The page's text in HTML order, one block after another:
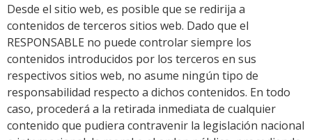
Desde el sitio web, es posible que se redirija a
contenidos de terceros sitios web. Dado que el
RESPONSABLE no puede controlar siempre los
contenidos introducidos por los terceros en sus
respectivos sitios web, no asume ningún tipo de
responsabilidad respecto a dichos contenidos. En todo
caso, procederá a la retirada inmediata de cualquier
contenido que pudiera contravenir la legislación nacional